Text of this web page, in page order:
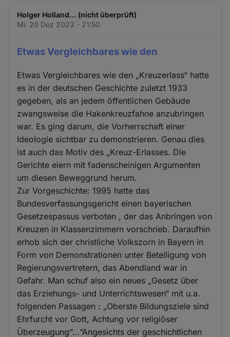
Holger Holland… (nicht überprüft)
Mi. 20 Dez 2023 - 21:50
Etwas Vergleichbares wie den
Etwas Vergleichbares wie den „Kreuzerlass“ hatte
es in der deutschen Geschichte zuletzt 1933
gegeben, als an jedem öffentlichen Gebäude
zwangsweise die Hakenkreuzfahne anzubringen
war. Es ging darum, die Vorherrschaft einer
Ideologie sichtbar zu demonstrieren. Genau dies
ist auch das Motiv des „Kreuz-Erlasses. Die
Gerichte eiern mit fadenscheinigen Argumenten
um diesen Beweggrund herum.
Zur Vorgeschichte: 1995 hatte das
Bundesverfassungsgericht einen bayerischen
Gesetzespassus verboten , der das Anbringen von
Kreuzen in Klassenzimmern vorschrieb. Daraufhin
erhob sich der christliche Volkszorn in Bayern in
Form von Demonstrationen unter Beteiligung von
Regierungsvertretern, das Abendland war in
Gefahr. Man schuf also ein neues „Gesetz über
das Erziehungs- und Unterrichtswesen“ mit u.a.
folgenden Passagen : „Oberste Bildungsziele sind
Ehrfurcht vor Gott, Achtung vor religiöser
Überzeugung“…“Angesichts der geschichtlichen